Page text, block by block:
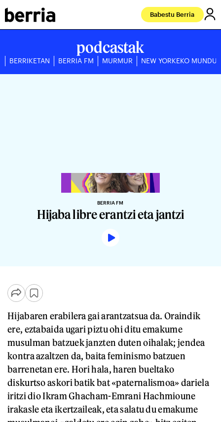
Babestu Berria
podcastak
BERRIKETAN BERRIA FM MURMUR NEW YORKEKO
BERRIA FM
Hijaba libre erantzi eta jantzi
Hijabaren erabilera gai arantzatsua da. Oraindik
ere, eztabaida ugari piztu ohi ditu emakume
musulman batzuek janzten duten oihalak; jendea
kontra azaltzen da, baita feminismo batzuen
barrenetan ere. Hori hala, haren bueltako
diskurtso askori batik bat «paternalismoa» dariela
iritzi dio Ikram Ghacham-Emrani Hachmioune
irakasle eta ikertzaileak, eta salatu du emakume